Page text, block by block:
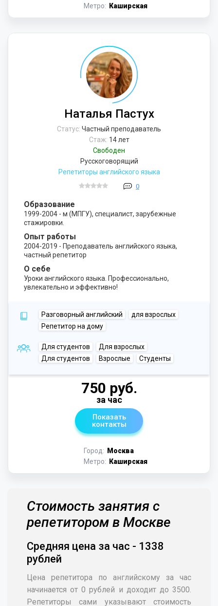
Метро: Каширская
Наталья Пастух
Статус: Частный преподаватель
Стаж: 14 лет
Свободен
Русскоговорящий
Репетиторы английского языка
0
Образование
1999-2004 - м (МПГУ), специалист, зарубежные
стажировки.
Опыт работы
2004-2019 - Преподаватель английского языка,
частный репетитор
О себе
Уроки английского языка. Профессионально,
увлекательно и эффективно!
Разговорный английский
для взрослых
Репетитор на дому
Для студентов
Для взрослых
Для студентов
Взрослые Студенты
Город:
Москва
Метро:
Каширская
750 руб.
за час
Показать
контакты
Стоимость занятия с
репетитором в Москве
Средняя цена за час - 1338
рублей
Цена репетитора по английскому за час
начинается от 0 рублей и доходит до 3500.
Репетиторы сами указывают стоимость